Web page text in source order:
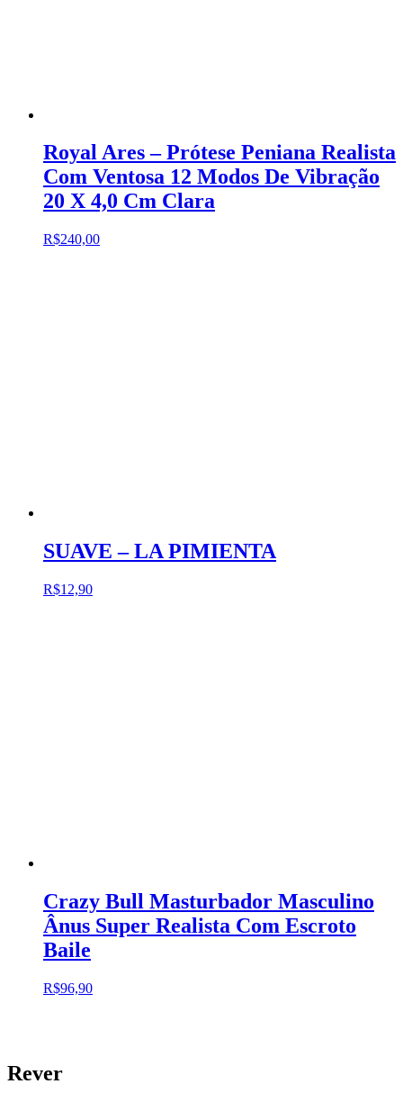
Royal Ares – Prótese Peniana Realista
Com Ventosa 12 Modos De Vibração
20 X 4,0 Cm Clara
R$240,00
SUAVE – LA PIMIENTA
R$12,90
Crazy Bull Masturbador Masculino
Ânus Super Realista Com Escroto
Baile
R$96,90
Rever